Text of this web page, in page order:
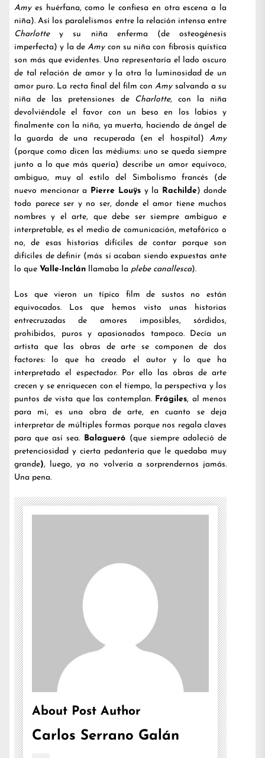
Amyes huérfana, como le confiesa en otra escena a la
niña). Así los paralelismos entre la relación intensa entre
Charlottey su niña enferma (de osteogénesis
imperfecta) y la deAmycon su niña con fibrosis quística
son más que evidentes. Una representaría el lado oscuro
de tal relación de amor y la otra la luminosidad de un
amor puro. La recta final del film conAmysalvando a su
niña de las pretensiones de
Charlotte, con la niña
devolviéndole el favor con un beso en los labios y
finalmente con la niña, ya muerta, haciendo de ángel de
la guarda de una recuperada (en el hospital) Amy
(porque como dicen las médiums: uno se queda siempre
junto a lo que más quería) describe un amor equívoco,
ambiguo, muy al estilo del Simbolismo francés (de
nuevo mencionar a Pierre Louÿs y la Rachilde) donde
todo parece ser y no ser, donde el amor tiene muchos
nombres y el arte, que debe ser siempre ambiguo e
interpretable, es el medio de comunicación, metafórico o
no, de esas historias difíciles de contar porque son
difíciles de definir (más si acaban siendo expuestas ante
lo que Valle-Inclán llamaba la plebe canallesca).
Los que vieron un típico film de sustos no están
equivocados. Los que hemos visto unas historias
entrecruzadas de amores imposibles, sórdidos,
prohibidos, puros y apasionados tampoco. Decía un
artista que las obras de arte se componen de dos
factores: lo que ha creado el autor y lo que ha
interpretado el espectador. Por ello las obras de arte
crecen y se enriquecen con el tiempo, la perspectiva y los
puntos de vista que las contemplan. Frágiles, al menos
para mí, es una obra de arte, en cuanto se deja
interpretar de múltiples formas porque nos regala claves
para que así sea. Balagueró (que siempre adoleció de
pretenciosidad y cierta pedantería que le quedaba muy
grande), luego, ya no volvería a sorprendernos jamás.
Una pena.
About Post Author
Carlos Serrano Galán